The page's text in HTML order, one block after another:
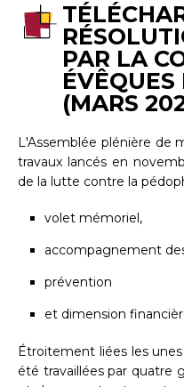
PAR LA
ÉVÊQUES
(MARS
L'Assemblée plénière de
travaux lancés en
de la lutte contre la
volet mémoriel,
accompagnement
prévention
et dimension
Étroitement liées les
été travaillées par quatre